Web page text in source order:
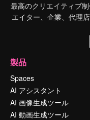
最高のクリエイティブ
エイター、企業、代理
製品
Spaces
AI アシスタント
AI 画像生成ツール
AI 動画生成ツール